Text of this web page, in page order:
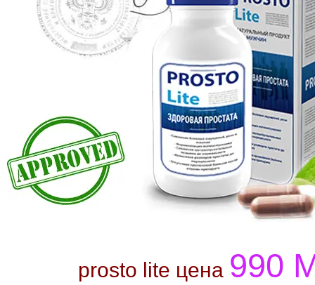
prosto lite цена 990